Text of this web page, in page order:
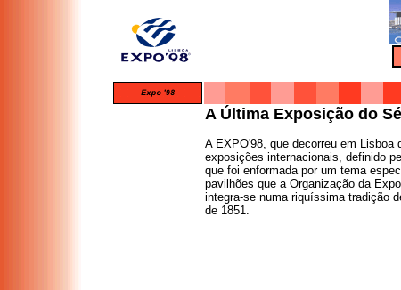
A Última Exposição do
A EXPO'98, que decorreu em Lisboa
exposições internacionais, definido
que foi enformada por um tema
pavilhões que a Organização da
integra-se numa riquíssima tradição
de 1851.